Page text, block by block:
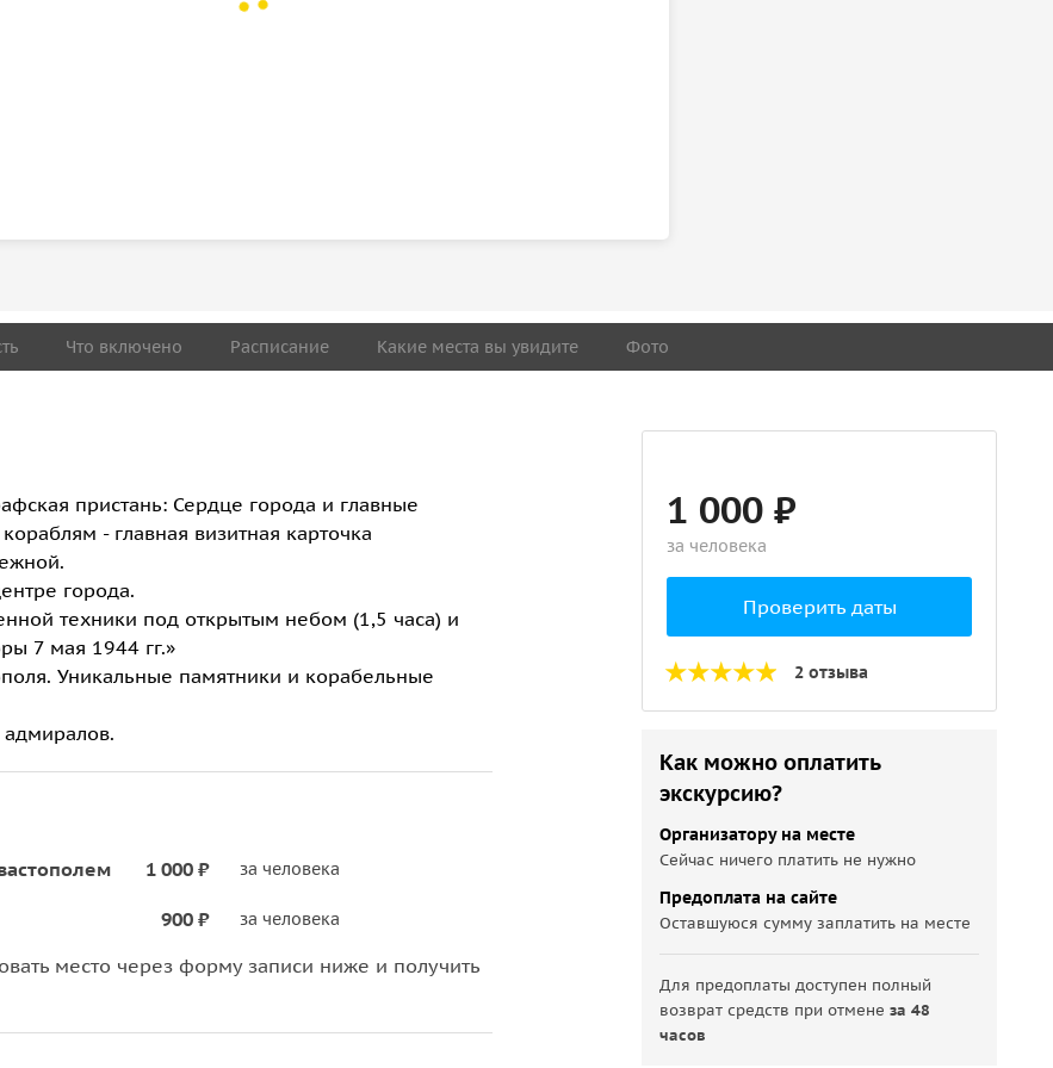
Что включено Расписание Какие места вы увидите Фото
пристань: Сердце города и главные
- главная визитная карточка
города.
техники под открытым небом (1,5 часа) и
7 мая 1944 гг.»
Уникальные памятники и корабельные
1 000 ₽ за человека
900 ₽ за человека
место через форму записи ниже и получить
1 000 ₽
за человека
Проверить даты
2 отзыва
Как можно оплатить
экскурсию?
Организатору на месте
Сейчас ничего платить не нужно
Предоплата на сайте
Оставшуюся сумму заплатить на месте
Для предоплаты доступен полный
возврат средств при отменеза 48
часов